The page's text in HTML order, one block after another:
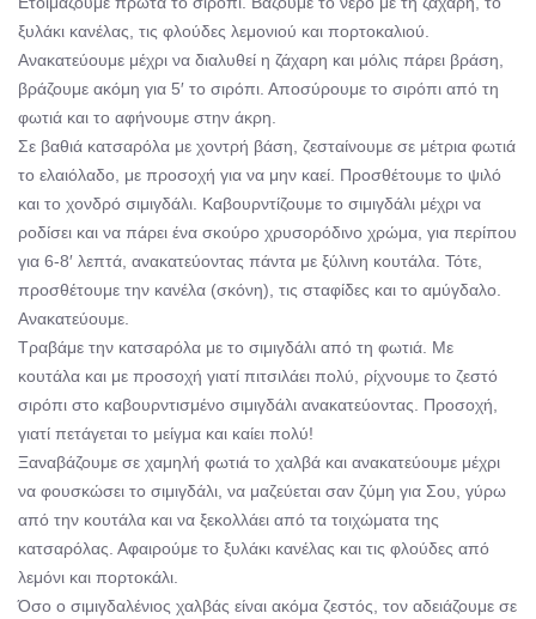
ξυλάκι κανέλας, τις φλούδες λεμονιού και πορτοκαλιού.
Ανακατεύουμε μέχρι να διαλυθεί η ζάχαρη και μόλις πάρει βράση,
βράζουμε ακόμη για 5′ το σιρόπι. Αποσύρουμε το σιρόπι από τη
φωτιά και το αφήνουμε στην άκρη.
Σε βαθιά κατσαρόλα με χοντρή βάση, ζεσταίνουμε σε μέτρια φωτιά
το ελαιόλαδο, με προσοχή για να μην καεί. Προσθέτουμε το ψιλό
και το χονδρό σιμιγδάλι. Καβουρντίζουμε το σιμιγδάλι μέχρι να
ροδίσει και να πάρει ένα σκούρο χρυσορόδινο χρώμα, για περίπου
για 6-8′ λεπτά, ανακατεύοντας πάντα με ξύλινη κουτάλα. Τότε,
προσθέτουμε την κανέλα (σκόνη), τις σταφίδες και το αμύγδαλο.
Ανακατεύουμε.
Τραβάμε την κατσαρόλα με το σιμιγδάλι από τη φωτιά. Με
κουτάλα και με προσοχή γιατί πιτσιλάει πολύ, ρίχνουμε το ζεστό
σιρόπι στο καβουρντισμένο σιμιγδάλι ανακατεύοντας. Προσοχή,
γιατί πετάγεται το μείγμα και καίει πολύ!
Ξαναβάζουμε σε χαμηλή φωτιά το χαλβά και ανακατεύουμε μέχρι
να φουσκώσει το σιμιγδάλι, να μαζεύεται σαν ζύμη για Σου, γύρω
από την κουτάλα και να ξεκολλάει από τα τοιχώματα της
κατσαρόλας. Αφαιρούμε το ξυλάκι κανέλας και τις φλούδες από
λεμόνι και πορτοκάλι.
Όσο ο σιμιγδαλένιος χαλβάς είναι ακόμα ζεστός, τον αδειάζουμε σε